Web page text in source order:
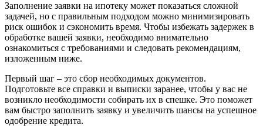
Заполнение заявки на ипотеку может показаться сложной
задачей, но с правильным подходом можно минимизировать
риск ошибок и сэкономить время. Чтобы избежать задержек в
обработке вашей заявки, необходимо внимательно
ознакомиться с требованиями и следовать рекомендациям,
изложенным ниже.
Первый шаг – это сбор необходимых документов.
Подготовьте все справки и выписки заранее, чтобы у вас не
возникло необходимости собирать их в спешке. Это поможет
вам быстро заполнить заявку и увеличить шансы на успешное
одобрение кредита.